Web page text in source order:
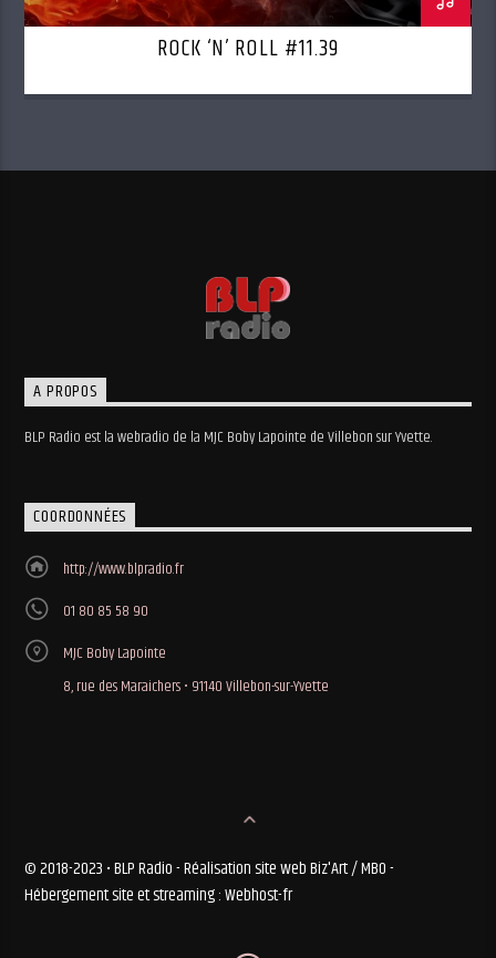
ROCK ‘N’ ROLL #11.39
A PROPOS
BLP Radio est la webradio de la MJC Boby Lapointe de Villebon sur Yvette.
COORDONNÉES
http://www.blpradio.fr
01 80 85 58 90
MJC Boby Lapointe
8, rue des Maraichers • 91140 Villebon-sur-Yvette
© 2018-2023 • BLP Radio - Réalisation site web Biz'Art / MBO -
Hébergement site et streaming : Webhost-fr